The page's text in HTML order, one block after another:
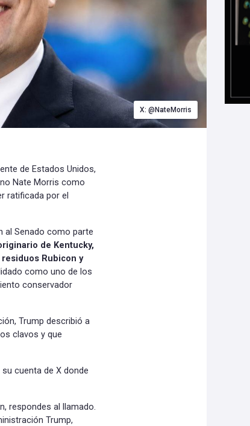
X: @NateMorris
de Estados Unidos,
Nate Morris como
ratificada por el
al Senado como parte
de Kentucky,
Rubicon y
como uno de los
conservador
Trump describió a
clavos y que
cuenta de X donde
respondes al llamado.
Trump,